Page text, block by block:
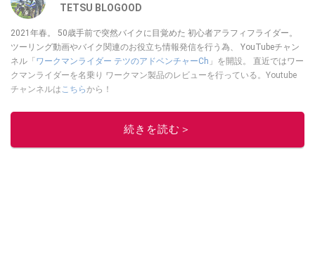
TETSU BLOGOOD
2021年春。 50歳手前で突然バイクに目覚めた 初心者アラフィフライダー。
ツーリング動画やバイク関連のお役立ち情報発信を行う為、 YouTubeチャン
ネル「ワークマンライダー テツのアドベンチャーCh 」を開設。 直近ではワー
クマンライダーを名乗り ワークマン製品のレビューを行っている。Youtube
チャンネルは こちらから！
このイチオシストの他の記事を読む
続きを読む＞